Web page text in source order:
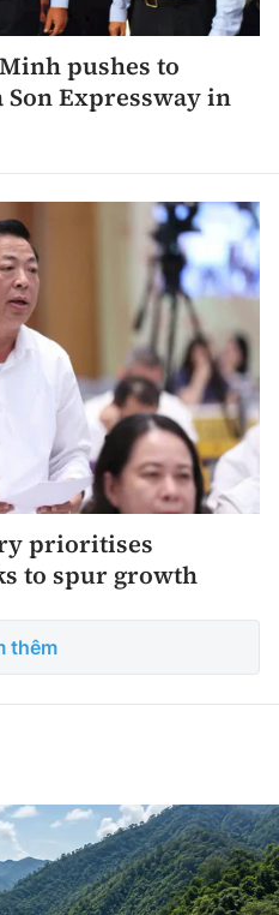
pushes to
Son Expressway in
prioritises
to spur growth
thêm